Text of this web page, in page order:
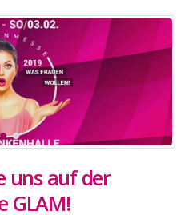
uns auf der
GLAM!